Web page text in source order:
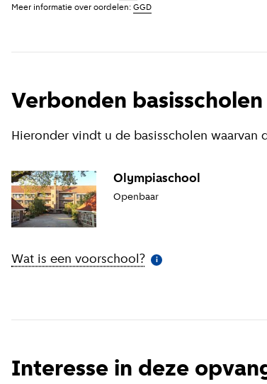
Meer informatie over oordelen: GGD
Verbonden basisscholen
Hieronder vindt u de basisscholen waarvan
Olympiaschool
Openbaar
Wat is een voorschool? Meer informatie
i
Interesse in deze